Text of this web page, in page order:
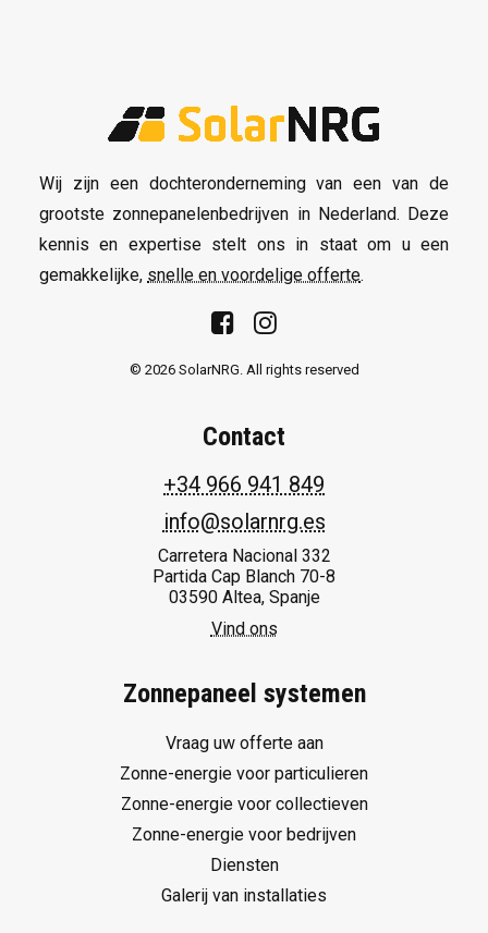
Wij zijn een dochteronderneming van een van de
grootste zonnepanelenbedrijven in Nederland. Deze
kennis en expertise stelt ons in staat om u een
gemakkelijke, snelle en voordelige offerte.
© 2026 SolarNRG. All rights reserved
Contact
+34 966 941 849
info@solarnrg.es
Carretera Nacional 332
Partida Cap Blanch 70-8
03590 Altea, Spanje
Vind ons
Zonnepaneel systemen
Vraag uw offerte aan
Zonne-energie voor particulieren
Zonne-energie voor collectieven
Zonne-energie voor bedrijven
Diensten
Galerij van installaties